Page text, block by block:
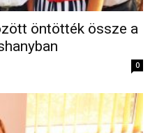
öntötték össze a
0